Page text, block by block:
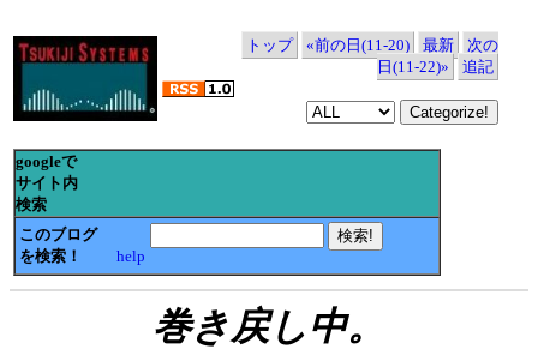
トップ «前の日(11-20) 最新
次の
日(11-22)»
追記
googleで
サイト内
検索
このブログ
を検索！
help
巻き戻し中。